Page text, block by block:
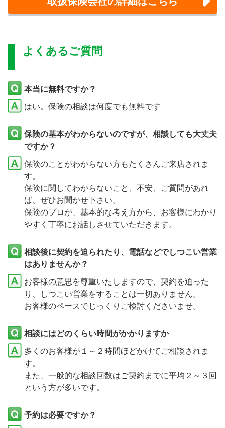
よくあるご質問
本当に無料ですか？
はい。保険の相談は何度でも無料です
保険の基本がわからないのですが、相談しても大丈夫
ですか？
保険のことがわからない方もたくさんご来店されま
す。
保険に関してわからないこと、不安、ご質問があれ
ば、ぜひお聞かせ下さい。
保険のプロが、基本的な考え方から、お客様にわかり
やすく丁寧にお話しさせていただきます。
相談後に契約を迫られたり、電話などでしつこい営業
はありませんか？
お客様の意思を尊重いたしますので、契約を迫った
り、しつこい営業をすることは一切ありません。
お客様のペースでじっくりご検討くださいませ。
相談にはどのくらい時間がかかりますか
多くのお客様が１～２時間ほどかけてご相談されま
す。
また、一般的な相談回数はご契約までに平均２～３回
という方が多いです。
予約は必要ですか？